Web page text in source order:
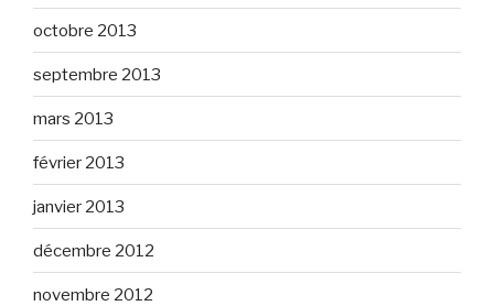
octobre 2013
septembre 2013
mars 2013
février 2013
janvier 2013
décembre 2012
novembre 2012